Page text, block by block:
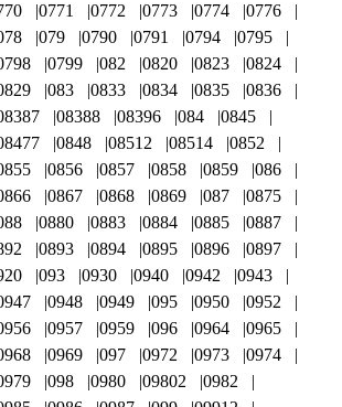
0771 0772 0773 0774
0776
079 0790 0791 0794
0795
0799 082 0820 0823
0824
083 0833 0834 0835
0836
08388 08396 084
0845
0848 08512 08514
0852
0856 0857 0858 0859
086
0867 0868 0869 087
0875
0880 0883 0884 0885
0887
0893 0894 0895 0896
0897
093 0930 0940 0942
0943
0948 0949 095 0950
0952
0957 0959 096 0964
0965
0969 097 0972 0973
0974
098 0980 09802
0982